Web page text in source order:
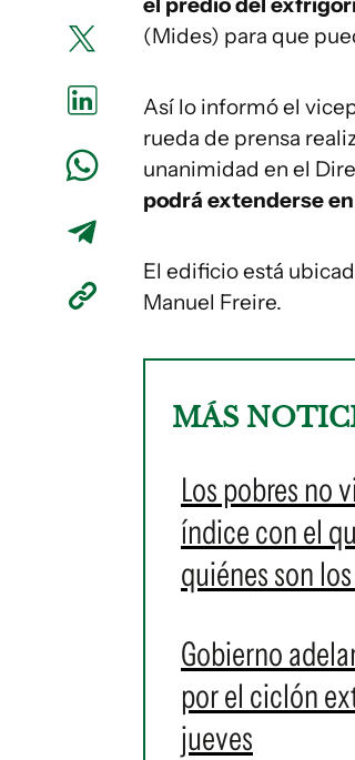
(Mides) para que
Así lo informó el
rueda de prensa
unanimidad en el
podrá extenderse
El edificio está
Manuel Freire.
MÁS
Los pobres no
índice con el
quiénes son
Gobierno
por el ciclón
jueves